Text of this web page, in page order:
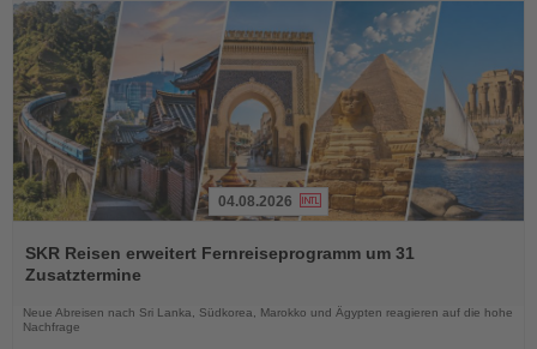
Sie
die
04.08.2026
SKR Reisen erweitert Fernreiseprogramm um 31
Zusatztermine
Neue Abreisen nach Sri Lanka, Südkorea, Marokko und Ägypten reagieren auf die hohe
Nachfrage